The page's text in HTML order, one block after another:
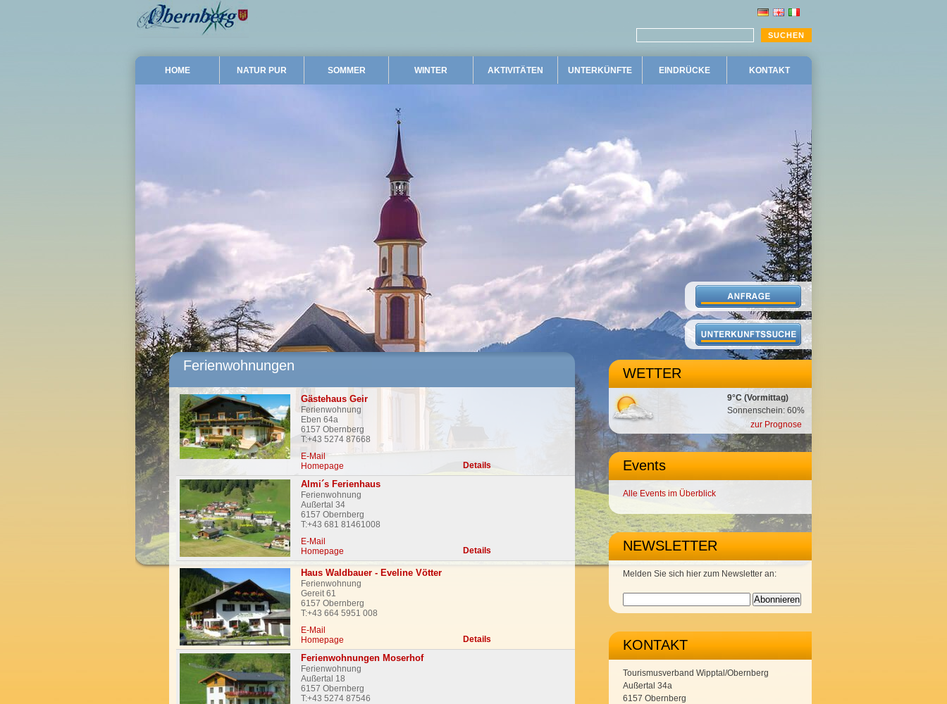
HOME NATUR PUR SOMMER WINTER AKTIVITÄTEN UNTERKÜNFTE EINDRÜCKE KONTAKT
Ferienwohnungen
Gästehaus Geir
Ferienwohnung
Eben 64a
6157 Obernberg
T:+43 5274 87668
E-Mail
Homepage
Details
Almi´s Ferienhaus
Ferienwohnung
Außertal 34
6157 Obernberg
T:+43 681 81461008
E-Mail
Homepage
Details
Haus Waldbauer - Eveline Vötter
Ferienwohnung
Gereit 61
6157 Obernberg
T:+43 664 5951 008
E-Mail
Homepage
Details
Ferienwohnungen Moserhof
Ferienwohnung
Außertal 18
6157 Obernberg
T:+43 5274 87546
WETTER
9°C (Vormittag)
Sonnenschein: 60%
zur Prognose
Events
Alle Events im Überblick
NEWSLETTER
Melden Sie sich hier zum Newsletter an:
KONTAKT
Tourismusverband Wipptal/Obernberg
Außertal 34a
6157 Obernberg